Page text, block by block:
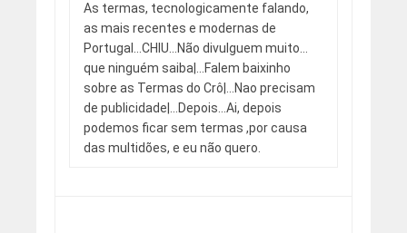
As termas, tecnologicamente falando,
as mais recentes e modernas de
Portugal…CHIU…Não divulguem muito…
que ninguém saiba|…Falem baixinho
sobre as Termas do Crô|…Nao precisam
de publicidade|…Depois…Ai, depois
podemos ficar sem termas ,por causa
das multidões, e eu não quero.